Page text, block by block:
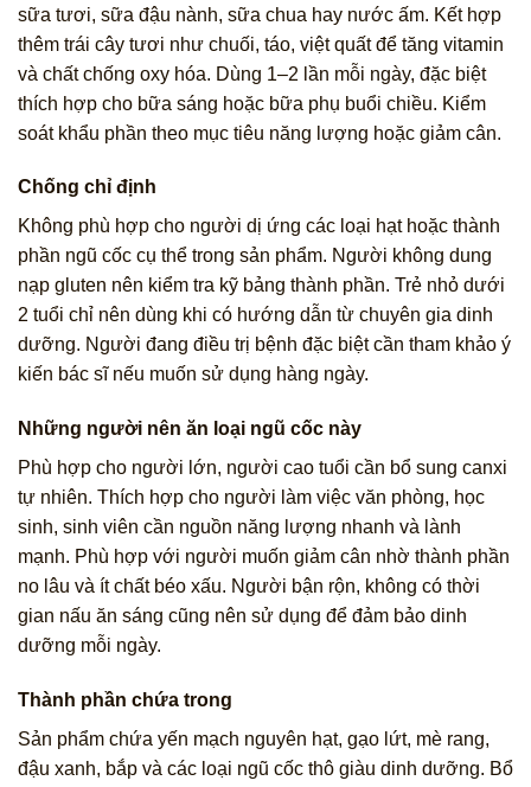
sữa tươi, sữa đậu nành, sữa chua hay nước ấm. Kết hợp
thêm trái cây tươi như chuối, táo, việt quất để tăng vitamin
và chất chống oxy hóa. Dùng 1–2 lần mỗi ngày, đặc biệt
thích hợp cho bữa sáng hoặc bữa phụ buổi chiều. Kiểm
soát khẩu phần theo mục tiêu năng lượng hoặc giảm cân.
Chống chỉ định
Không phù hợp cho người dị ứng các loại hạt hoặc thành
phần ngũ cốc cụ thể trong sản phẩm. Người không dung
nạp gluten nên kiểm tra kỹ bảng thành phần. Trẻ nhỏ dưới
2 tuổi chỉ nên dùng khi có hướng dẫn từ chuyên gia dinh
dưỡng. Người đang điều trị bệnh đặc biệt cần tham khảo ý
kiến bác sĩ nếu muốn sử dụng hàng ngày.
Những người nên ăn loại ngũ cốc này
Phù hợp cho người lớn, người cao tuổi cần bổ sung canxi
tự nhiên. Thích hợp cho người làm việc văn phòng, học
sinh, sinh viên cần nguồn năng lượng nhanh và lành
mạnh. Phù hợp với người muốn giảm cân nhờ thành phần
no lâu và ít chất béo xấu. Người bận rộn, không có thời
gian nấu ăn sáng cũng nên sử dụng để đảm bảo dinh
dưỡng mỗi ngày.
Thành phần chứa trong
Sản phẩm chứa yến mạch nguyên hạt, gạo lứt, mè rang,
đậu xanh, bắp và các loại ngũ cốc thô giàu dinh dưỡng. Bổ